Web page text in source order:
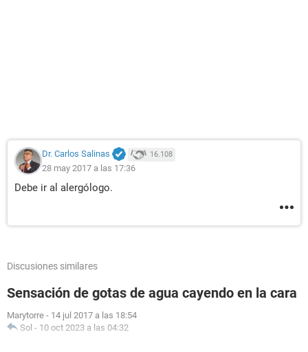
Dr. Carlos Salinas 16.108
28 may 2017 a las 17:36
Debe ir al alergólogo.
Discusiones similares
Sensación de gotas de agua cayendo en la cara
Marytorre - 14 jul 2017 a las 18:54
Sol - 10 oct 2023 a las 04:32